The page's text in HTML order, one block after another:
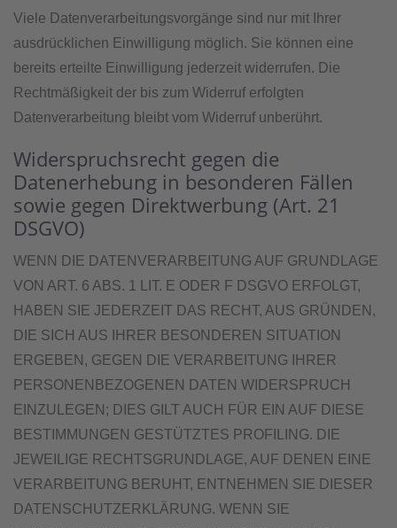
Viele Datenverarbeitungsvorgänge sind nur mit Ihrer
ausdrücklichen Einwilligung möglich. Sie können eine
bereits erteilte Einwilligung jederzeit widerrufen. Die
Rechtmäßigkeit der bis zum Widerruf erfolgten
Datenverarbeitung bleibt vom Widerruf unberührt.
Widerspruchsrecht gegen die
Datenerhebung in besonderen Fällen
sowie gegen Direktwerbung (Art. 21
DSGVO)
WENN DIE DATENVERARBEITUNG AUF GRUNDLAGE
VON ART. 6 ABS. 1 LIT. E ODER F DSGVO ERFOLGT,
HABEN SIE JEDERZEIT DAS RECHT, AUS GRÜNDEN,
DIE SICH AUS IHRER BESONDEREN SITUATION
ERGEBEN, GEGEN DIE VERARBEITUNG IHRER
PERSONENBEZOGENEN DATEN WIDERSPRUCH
EINZULEGEN; DIES GILT AUCH FÜR EIN AUF DIESE
BESTIMMUNGEN GESTÜTZTES PROFILING. DIE
JEWEILIGE RECHTSGRUNDLAGE, AUF DENEN EINE
VERARBEITUNG BERUHT, ENTNEHMEN SIE DIESER
DATENSCHUTZERKLÄRUNG. WENN SIE